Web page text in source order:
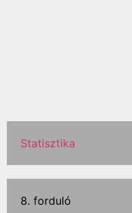
Statisztika
8. forduló